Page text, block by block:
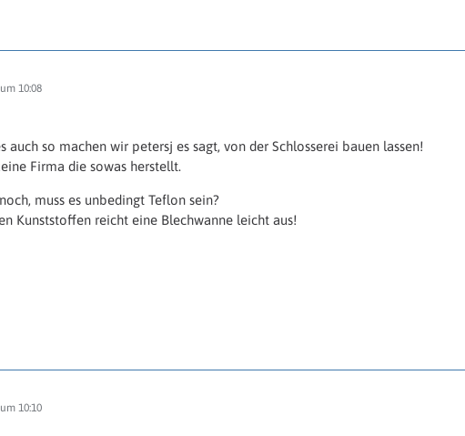
10:08
auch so machen wir petersj es sagt, von der Schlosserei bauen lassen!
Firma die sowas herstellt.
muss es unbedingt Teflon sein?
Kunststoffen reicht eine Blechwanne leicht aus!
10:10